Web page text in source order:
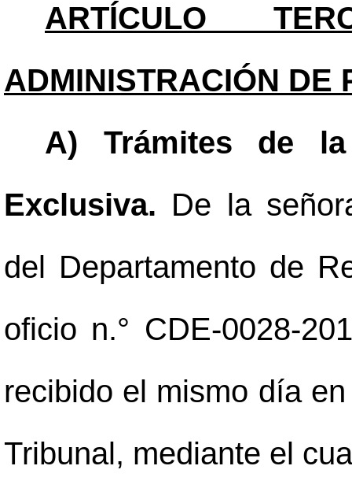
ARTÍCULO
ADMINISTRACIÓN DE
A) Trámites de
Exclusiva. De la
del Departamento de
oficio n.° CDE-0028-
recibido el mismo día
Tribunal, mediante el